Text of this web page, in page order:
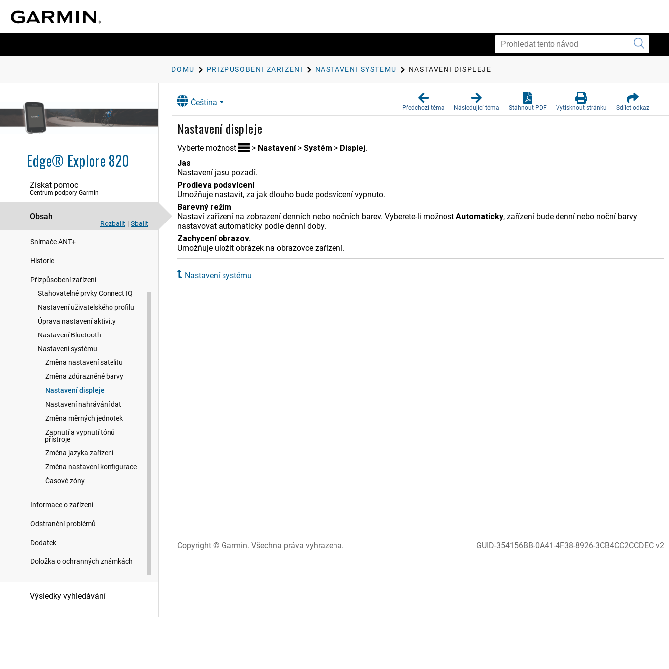
DOMŮ PŘIZPŮSOBENÍ ZAŘÍZENÍ NASTAVENÍ SYSTÉMU NASTAVENÍ DISPLEJE
Edge® Explore 820
Získat pomoc
Centrum podpory Garmin
Obsah
Rozbalit | Sbalit
Úvod
Navigace
Připojené funkce Bluetooth
Snímače ANT‍+
Historie
Přizpůsobení zařízení
Stahovatelné prvky Connect IQ
Nastavení uživatelského profilu
Úprava nastavení aktivity
Nastavení Bluetooth
Nastavení systému
Změna nastavení satelitu
Změna zdůrazněné barvy
Nastavení displeje
Nastavení nahrávání dat
Změna měrných jednotek
Zapnutí a vypnutí tónů
přístroje
Změna jazyka zařízení
Změna nastavení konfigurace
Časové zóny
Informace o zařízení
Odstranění problémů
Dodatek
Doložka o ochranných známkách
Výsledky vyhledávání
Čeština
Předchozí téma Následující téma Stáhnout PDF Vytisknout stránku Sdílet odkaz
Nastavení displeje
Vyberte možnost > Nastavení>Systém > Displej.
Jas
Nastavení jasu pozadí.
Prodleva podsvícení
Umožňuje nastavit, za jak dlouho bude podsvícení vypnuto.
Barevný režim
Nastaví zařízení na zobrazení denních nebo nočních barev. Vyberete-li možnost Automaticky, zařízení bude denní nebo noční barvy
nastavovat automaticky podle denní doby.
Zachycení obrazov.
Umožňuje uložit obrázek na obrazovce zařízení.
Nastavení systému
Copyright © Garmin. Všechna práva vyhrazena. GUID-354156BB-0A41-4F38-8926-3CB4CC2CCDEC v2